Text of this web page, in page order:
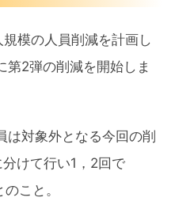
模の人員削減を計画し
第2弾の削減を開始しま
は対象外となる今回の削
けて行い1，2回で
こと。